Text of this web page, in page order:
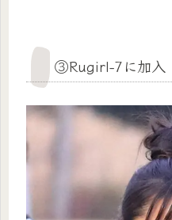
③Rugirl-7に加入